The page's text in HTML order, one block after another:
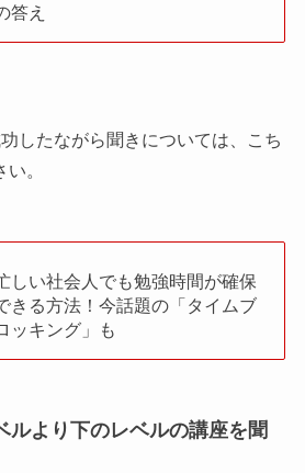
答え
したながら聞きについては、こち
。
しい社会人でも勉強時間が確保
きる方法！今話題の「タイムブ
ッキング」も
ルより下のレベルの講座を聞